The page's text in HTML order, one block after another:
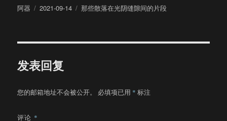
作
阿器
发
2021-09-14
分
那些散落在光阴缝隙间的片段
发表回复
您的邮箱地址不会被公开。 必填项已用 * 标注
评论 *